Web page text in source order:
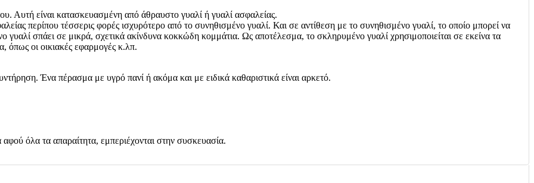
Αυτή είναι κατασκευασμένη από άθραυστο γυαλί ή γυαλί ασφαλείας.
περίπου τέσσερις φορές ισχυρότερο από το συνηθισμένο γυαλί. Και σε αντίθεση με το συνηθισμένο γυαλί, το οποίο μπορεί να
σπάει σε μικρά, σχετικά ακίνδυνα κοκκώδη κομμάτια. Ως αποτέλεσμα, το σκληρυμένο γυαλί χρησιμοποιείται σε εκείνα τα
όπως οι οικιακές εφαρμογές κ.λπ.
Ένα πέρασμα με υγρό πανί ή ακόμα και με ειδικά καθαριστικά είναι αρκετό.
όλα τα απαραίτητα, εμπεριέχονται στην συσκευασία.